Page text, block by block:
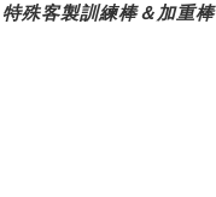
特殊客製訓練棒＆加重棒